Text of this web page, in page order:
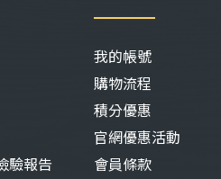
驗報告
我的帳號
購物流程
積分優惠
官網優惠活動
會員條款